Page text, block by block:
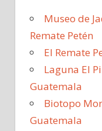
Museo de
Remate Petén
El Remate
Laguna El
Guatemala
Biotopo
Guatemala